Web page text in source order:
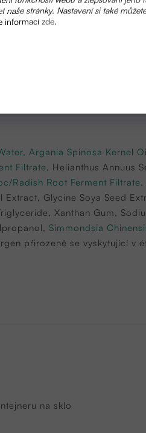
naše stránky. Nastavení si také
informací zde.
tedy rozhodně není
ALONG COMES MARY)
, Argania Spinosa Kernel
Filtrate, Helianthus Annuus
Radish Root Ferment Filtrate,
Extract, Glycine Soya Seed
Xanthan Gum,
Simmondsia
přirozeně se vyskytující v
na sklo